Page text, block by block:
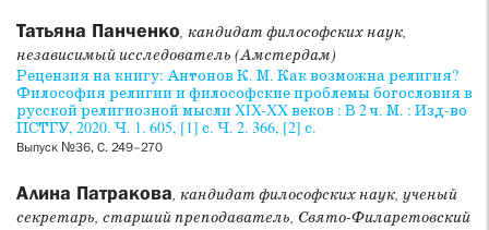
Татьяна Панченко, кандидат философских наук,
независимый исследователь (Амстердам)
Рецензия на книгу: Антонов К. М. Как возможна религия?
Философия религии и философские проблемы богословия в
русской религиозной мысли XIX-XX веков : В 2 ч. М. : Изд-во
ПСТГУ, 2020. Ч. 1. 605, [1] с. Ч. 2. 366, [2] с.
Выпуск №36, С. 249–270
Алина Патракова, кандидат философских наук, ученый
секретарь, старший преподаватель, Свято-Филаретовский